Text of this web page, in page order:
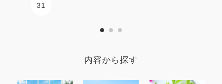
31
内容から探す